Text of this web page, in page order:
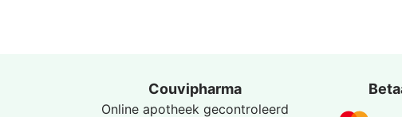
Couvipharma
Online apotheek gecontroleerd